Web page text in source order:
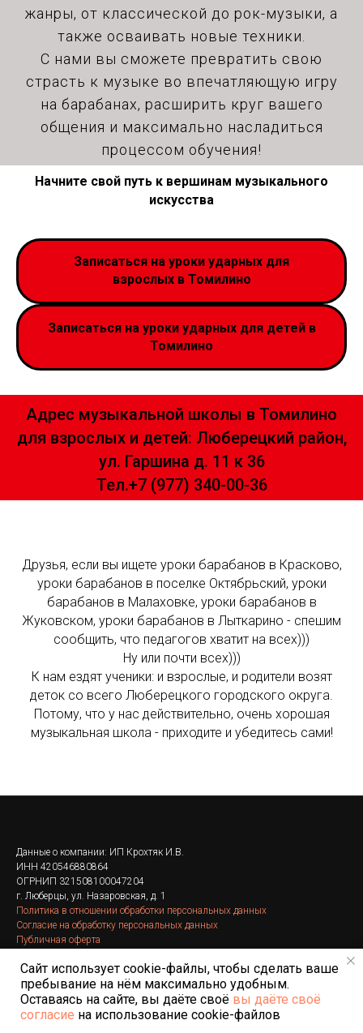
жанры, от классической до рок-музыки, а
также осваивать новые техники.
С нами вы сможете превратить свою
страсть к музыке во впечатляющую игру
на барабанах, расширить круг вашего
общения и максимально насладиться
процессом обучения!
Начните свой путь к вершинам музыкального
искусства
Записаться на уроки ударных для
взрослых в Томилино
Записаться на уроки ударных для детей в
Томилино
Адрес музыкальной школы в Томилино
для взрослых и детей: Люберецкий район,
ул. Гаршина д. 11 к 36
Тел.+7 (977) 340-00-36
Друзья, если вы ищете уроки барабанов в Красково,
уроки барабанов в поселке Октябрьский, уроки
барабанов в Малаховке, уроки барабанов в
Жуковском, уроки барабанов в Лыткарино - спешим
сообщить, что педагогов хватит на всех)))
Ну или почти всех)))
К нам ездят ученики: и взрослые, и родители возят
деток со всего Люберецкого городского округа.
Потому, что у нас действительно, очень хорошая
музыкальная школа - приходите и убедитесь сами!
Данные о компании: ИП Крохтяк И.В.
ИНН 420546880864
ОГРНИП 321508100047204
г. Люберцы, ул. Назаровская, д. 1
Политика в отношении обработки персональных данных
Согласие на обработку персональных данных
Публичная оферта
Сайт использует cookie-файлы, чтобы сделать ваше
пребывание на нём максимально удобным.
Оставаясь на сайте, вы даёте своё вы даёте своё
согласие на использование cookie-файлов